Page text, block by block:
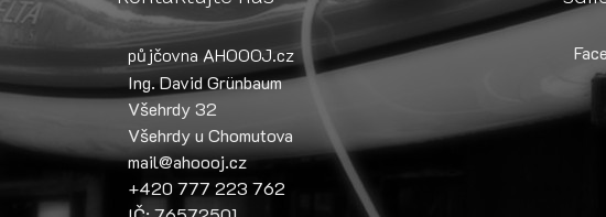
půjčovna AHOOOJ.cz
Ing. David Grünbaum
Všehrdy 32
Všehrdy u Chomutova
mail@ahoooj.cz
+420 777 223 762